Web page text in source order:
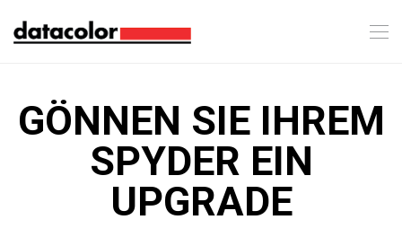
GÖNNEN SIE IHREM
SPYDER EIN
UPGRADE